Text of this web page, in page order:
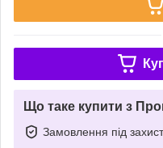
Що таке купити з
Замовлення під